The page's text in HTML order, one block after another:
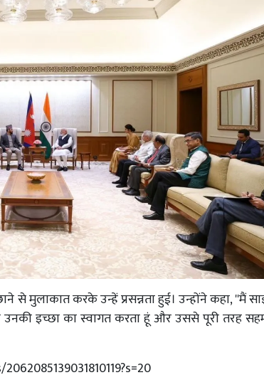
से मुलाकात करके उन्हें प्रसन्नता हुई। उन्होंने कहा, ''मैं
इच्छा का स्वागत करता हूं और उससे पूरी तरह